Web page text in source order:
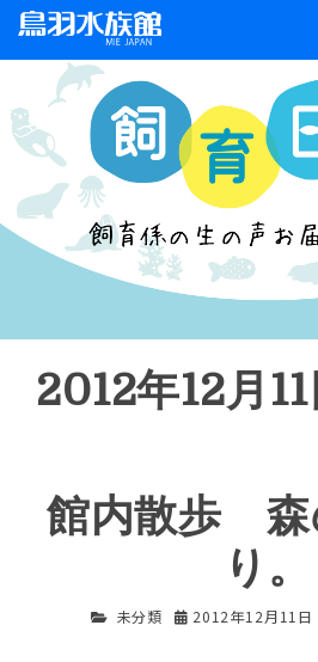
2012年12月11
館内散歩 森
り。
未分類 2012年12月11日